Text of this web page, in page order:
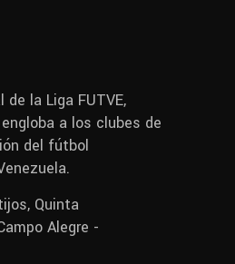
la Liga FUTVE,
a los clubes de
del fútbol
Quinta
Alegre -